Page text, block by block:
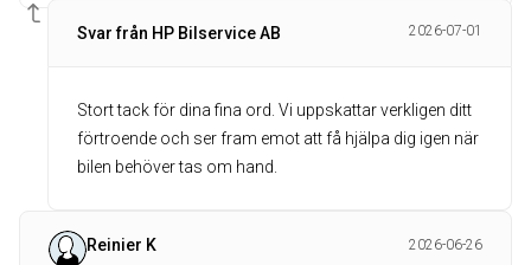
Svar från HP Bilservice AB 2026-07-01
Stort tack för dina fina ord. Vi uppskattar verkligen ditt
förtroende och ser fram emot att få hjälpa dig igen när
bilen behöver tas om hand.
Reinier K
2026-06-26